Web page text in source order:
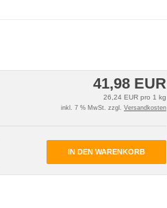
41,98 EUR
26,24 EUR pro 1 kg
inkl. 7 % MwSt. zzgl. Versandkosten
IN DEN WARENKORB